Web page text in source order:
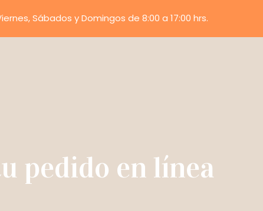
Sábados y Domingos de 8:00 a 17:00 hrs.
pedido en línea